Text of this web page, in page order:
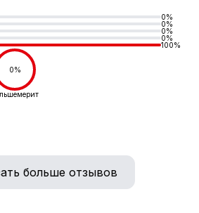
0%
0%
0%
0%
100%
0%
больше отзывов